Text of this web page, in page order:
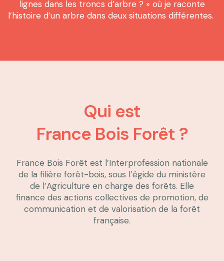
lignes dans les troncs d’arbre ? » où je raconte
l’histoire d’un arbre dans deux situations différentes.
Qui est
France Bois Forêt ?
France Bois Forêt est l’Interprofession nationale
de la filière forêt-bois, sous l’égide du ministère
de l’Agriculture en charge des forêts. Elle
finance des actions collectives de promotion, de
communication et de valorisation de la forêt
française.